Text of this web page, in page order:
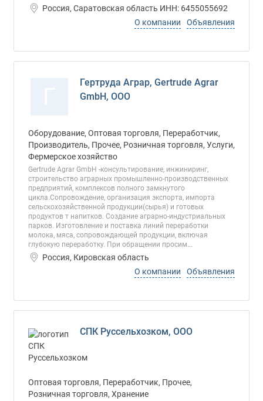
Россия, Саратовская область ИНН: 6455055692
О компании
Объявления
Гертруда Аграр, Gertrude Agrar
GmbH, ООО
Оборудование, Оптовая торговля, Переработчик,
Производитель, Прочее, Розничная торговля, Услуги,
Фермерское хозяйство
Gertrude Agrar GmbH -консультирование, инжиниринг,
строительство аграрных промышленно-производственных
предприятий, комплексов полного замкнутого
цикла.Сопровождение, организация экспорта, импорта
сельскохозяйственной продукции(сырья) и готовых
продуктов т напитков. Создание аграрно-индустриальных
парков. Изготовление и поставка линий переработки
молока, мяса, сопровождающей продукции, включая
глубокую переработку. При обращении просим...
Россия, Кировская область
О компании
Объявления
СПК Руссельхозком, ООО
Оптовая торговля, Переработчик, Прочее,
Розничная торговля, Хранение